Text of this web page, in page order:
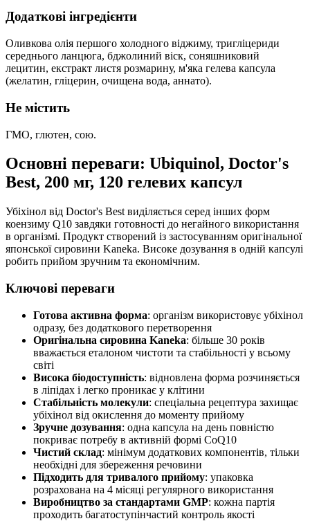
Додаткові інгредієнти
Оливкова олія першого холодного віджиму, тригліцериди
середнього ланцюга, бджолиний віск, соняшниковий
лецитин, екстракт листя розмарину, м'яка гелева капсула
(желатин, гліцерин, очищена вода, аннато).
Не містить
ГМО, глютен, сою.
Основні переваги: Ubiquinol, Doctor's
Best, 200 мг, 120 гелевих капсул
Убіхінол від Doctor's Best виділяється серед інших форм
коензиму Q10 завдяки готовності до негайного використання
в організмі. Продукт створений із застосуванням оригінальної
японської сировини Kaneka. Високе дозування в одній капсулі
робить прийом зручним та економічним.
Ключові переваги
Готова активна форма: організм використовує убіхінол
одразу, без додаткового перетворення
Оригінальна сировина Kaneka: більше 30 років
вважається еталоном чистоти та стабільності у всьому
світі
Висока біодоступність: відновлена форма розчиняється
в ліпідах і легко проникає у клітини
Стабільність молекули: спеціальна рецептура захищає
убіхінол від окислення до моменту прийому
Зручне дозування: одна капсула на день повністю
покриває потребу в активній формі CoQ10
Чистий склад: мінімум додаткових компонентів, тільки
необхідні для збереження речовини
Підходить для тривалого прийому: упаковка
розрахована на 4 місяці регулярного використання
Виробництво за стандартами GMP: кожна партія
проходить багатоступінчастий контроль якості